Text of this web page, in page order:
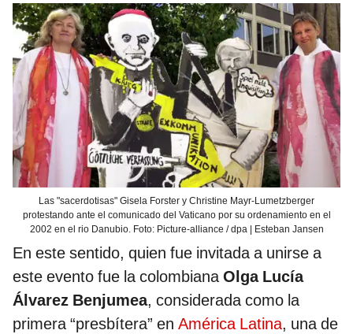
Las "sacerdotisas" Gisela Forster y Christine Mayr-Lumetzberger
protestando ante el comunicado del Vaticano por su ordenamiento en el
2002 en el rio Danubio. Foto: Picture-alliance / dpa | Esteban Jansen
En este sentido, quien fue invitada a unirse a
este evento fue la colombiana Olga Lucía
Álvarez Benjumea, considerada como la
primera “presbítera” en América Latina, una de